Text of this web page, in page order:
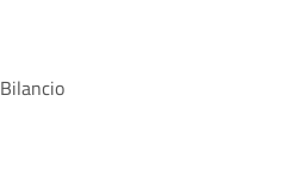
Bilancio